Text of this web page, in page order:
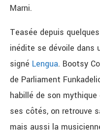
Marni.
Teasée depuis
inédite se dévoile dans
signé Lengua. Bootsy
de Parliament
habillé de son
ses côtés, on retrouve
mais aussi la